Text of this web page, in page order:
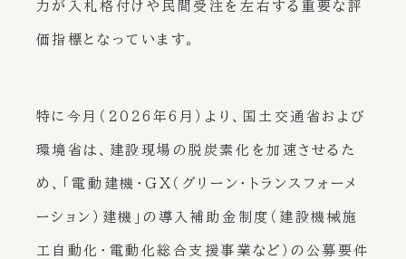
力が入札格付けや民間受注を左右する重要な評
価指標となっています。
特に今月（2026年6月）より、国土交通省および
環境省は、建設現場の脱炭素化を加速させるた
め、「電動建機・GX（グリーン・トランスフォーメ
ーション）建機」の導入補助金制度（建設機械施
工自動化・電動化総合支援事業など）の公募要件